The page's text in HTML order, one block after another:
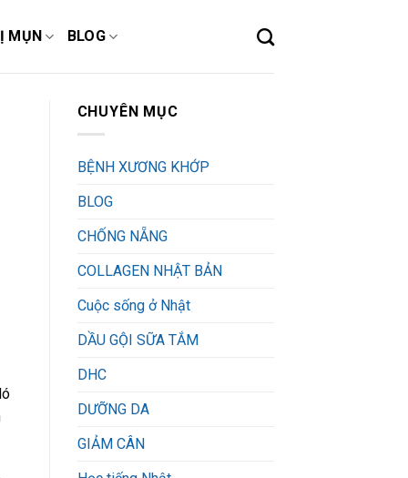
MỤN BLOG
CHUYÊN MỤC
BỆNH XƯƠNG KHỚP
BLOG
CHỐNG NẴNG
COLLAGEN NHẬT BẢN
Cuộc sống ở Nhật
DẦU GỘI SỮA TẮM
DHC
DƯỠNG DA
GIẢM CÂN